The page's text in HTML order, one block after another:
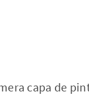
capa de